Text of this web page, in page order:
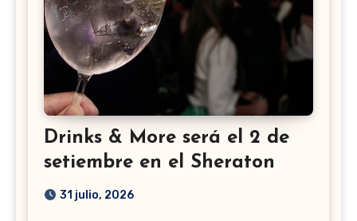
Drinks & More será el 2 de
setiembre en el Sheraton
31 julio, 2026